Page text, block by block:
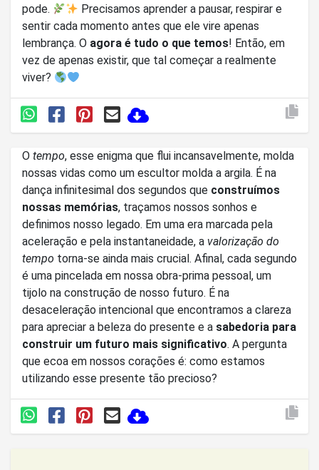
pode.
Precisamos aprender a pausar, respirar e
sentir cada momento antes que ele vire apenas
lembrança. O agora é tudo o que temos! Então, em
vez de apenas existir, que tal começar a realmente
viver?
O tempo, esse enigma que flui incansavelmente, molda
nossas vidas como um escultor molda a argila. É na
dança infinitesimal dos segundos que construímos
nossas memórias, traçamos nossos sonhos e
definimos nosso legado. Em uma era marcada pela
aceleração e pela instantaneidade, a valorização do
tempo torna-se ainda mais crucial. Afinal, cada segundo
é uma pincelada em nossa obra-prima pessoal, um
tijolo na construção de nosso futuro. É na
desaceleração intencional que encontramos a clareza
para apreciar a beleza do presente e a sabedoria para
construir um futuro mais significativo. A pergunta
que ecoa em nossos corações é: como estamos
utilizando esse presente tão precioso?